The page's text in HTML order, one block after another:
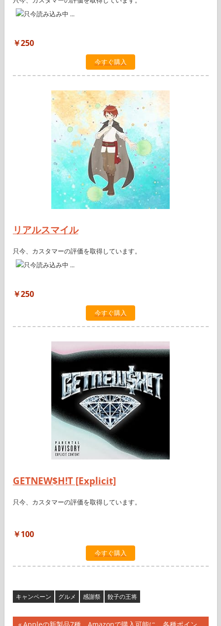
￥250
今すぐ購入
リアルスマイル
只今、カスタマーの評価を取得しています。
￥250
今すぐ購入
GETNEW$H!T [Explicit]
只今、カスタマーの評価を取得しています。
今すぐ購入